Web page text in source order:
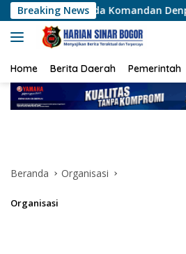
Langsung
ke
konten
Breaking News
Komandan Denpom XIV/4 Makassar
Home Berita Daerah Pemerintah
Beranda Organisasi
Organisasi